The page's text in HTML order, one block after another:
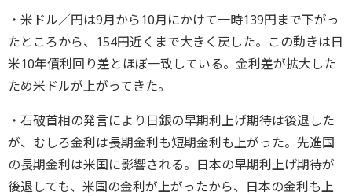
・米ドル／円は9月から10月にかけて一時139円まで下がっ
たところから、154円近くまで大きく戻した。この動きは日
米10年債利回り差とほぼ一致している。金利差が拡大した
ため米ドルが上がってきた。
・石破首相の発言により日銀の早期利上げ期待は後退した
が、むしろ金利は長期金利も短期金利も上がった。先進国
の長期金利は米国に影響される。日本の早期利上げ期待が
後退しても、米国の金利が上がったから、日本の金利も上